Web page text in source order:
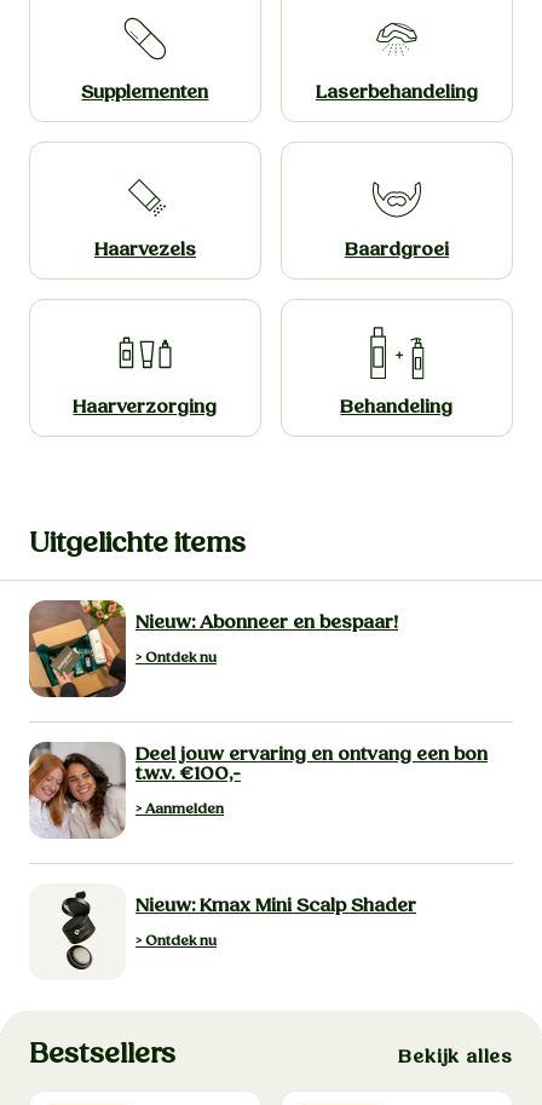
Supplemen­ten Laserbehande­­ling
Haarvezels Baardgroei
Haarverzor­ging Behande­ling
Uitgelichte items
Nieuw: Abonneer en bespaar!
> Ontdek nu
Deel jouw ervaring en ontvang een bon
t.w.v. €100,-
> Aanmelden
Nieuw: Kmax Mini Scalp Shader
> Ontdek nu
Bestsellers Bekijk alles